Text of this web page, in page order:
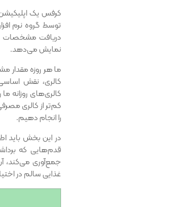
کرفس یک
دریافت مشخصات
نمایش می‌دهد.
ما هر روزه
کالری، نقش
کالری‌های روزانه
کم‌تر از کالری
را انجام دهیم.
در این بخش باید
قدم‌هایی که
جمع‌آوری می‌کند،
غذایی سالم در